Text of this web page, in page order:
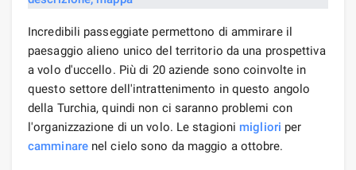
Incredibili passeggiate permettono di ammirare il
paesaggio alieno unico del territorio da una prospettiva
a volo d'uccello. Più di 20 aziende sono coinvolte in
questo settore dell'intrattenimento in questo angolo
della Turchia, quindi non ci saranno problemi con
l'organizzazione di un volo. Le stagioni migliori per
camminarenel cielo sono da maggio a ottobre.